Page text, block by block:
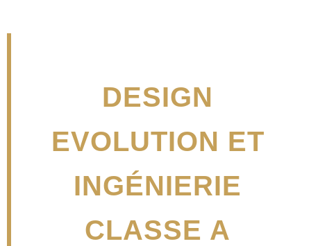
DESIGN
EVOLUTION ET
INGÉNIERIE
CLASSE A